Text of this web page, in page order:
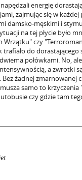
napędzali energię
zajmując się w
damsko-męskimi i
na tej płycie było
czy
do dorastającego
połówkami. No,
a zwrotki
żadnej zmarnowanej
samo to
czy gdzie tam